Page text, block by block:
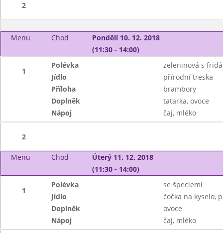
2
Menu Chod
Pondělí 10. 12. 2018
(11:30 - 14:00)
1
Polévka
zeleninová s
Jídlo
přírodní treska
Příloha
brambory
Doplněk
tatarka, ovoce
Nápoj
čaj, mléko
2
Menu Chod
Úterý 11. 12. 2018
(11:30 - 14:00)
1
Polévka
se špeclemi
Jídlo
čočka na kyselo,
Doplněk
ovoce
Nápoj
čaj, mléko